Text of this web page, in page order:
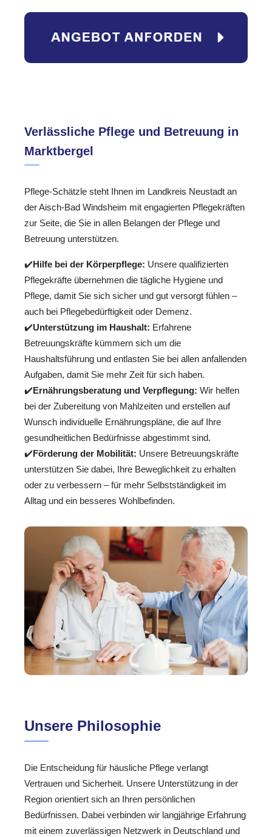
Verlässliche Pflege und Betreuung in
Marktbergel
Pflege-Schätzle steht Ihnen im Landkreis Neustadt an
der Aisch-Bad Windsheim mit engagierten Pflegekräften
zur Seite, die Sie in allen Belangen der Pflege und
Betreuung unterstützen.
✔️Hilfe bei der Körperpflege: Unsere qualifizierten
Pflegekräfte übernehmen die tägliche Hygiene und
Pflege, damit Sie sich sicher und gut versorgt fühlen –
auch bei Pflegebedürftigkeit oder Demenz.
✔️Unterstützung im Haushalt: Erfahrene
Betreuungskräfte kümmern sich um die
Haushaltsführung und entlasten Sie bei allen anfallenden
Aufgaben, damit Sie mehr Zeit für sich haben.
✔️Ernährungsberatung und Verpflegung: Wir helfen
bei der Zubereitung von Mahlzeiten und erstellen auf
Wunsch individuelle Ernährungspläne, die auf Ihre
gesundheitlichen Bedürfnisse abgestimmt sind.
✔️Förderung der Mobilität: Unsere Betreuungskräfte
unterstützen Sie dabei, Ihre Beweglichkeit zu erhalten
oder zu verbessern – für mehr Selbstständigkeit im
Alltag und ein besseres Wohlbefinden.
Unsere Philosophie
Die Entscheidung für häusliche Pflege verlangt
Vertrauen und Sicherheit. Unsere Unterstützung in der
Region orientiert sich an Ihren persönlichen
Bedürfnissen. Dabei verbinden wir langjährige Erfahrung
mit einem zuverlässigen Netzwerk in Deutschland und